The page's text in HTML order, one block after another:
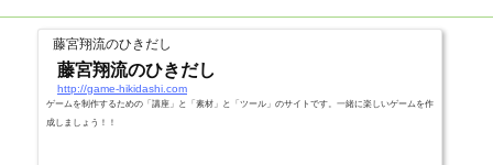
藤宮翔流のひきだし
藤宮翔流のひきだし
http://game-hikidashi.com
ゲームを制作するための「講座」と「素材」と「ツール」のサイトです。一緒に楽しいゲームを作
成しましょう！！